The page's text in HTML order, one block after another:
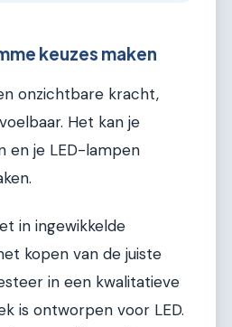
keuzes maken
onzichtbare kracht,
Het kan je
en je LED-lampen
in ingewikkelde
kopen van de juiste
in een kwalitatieve
is ontworpen voor LED.